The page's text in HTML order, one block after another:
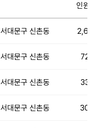
인원
서대문구 신촌동 2,675
서대문구 신촌동 726
서대문구 신촌동 338
서대문구 신촌동 300